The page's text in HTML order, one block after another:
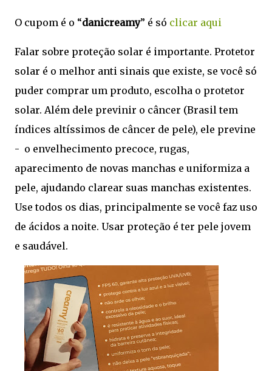
O cupom é o “danicreamy” é só clicar aqui
Falar sobre proteção solar é importante. Protetor
solar é o melhor anti sinais que existe, se você só
puder comprar um produto, escolha o protetor
solar. Além dele previnir o câncer (Brasil tem
índices altíssimos de câncer de pele), ele previne
- o envelhecimento precoce, rugas,
aparecimento de novas manchas e uniformiza a
pele, ajudando clarear suas manchas existentes.
Use todos os dias, principalmente se você faz uso
de ácidos a noite. Usar proteção é ter pele jovem
e saudável.